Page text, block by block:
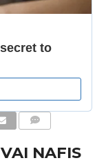
NAFIS